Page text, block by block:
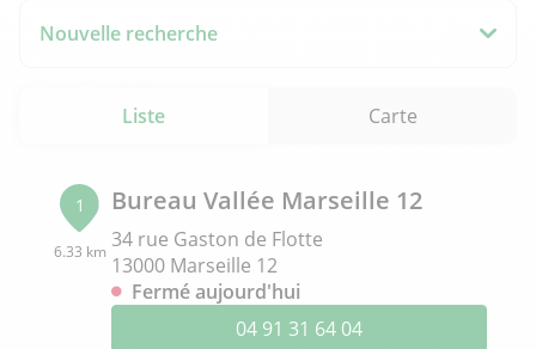
Nouvelle recherche
Liste Carte
1
6.33 km
Bureau Vallée Marseille 12
34 rue Gaston de Flotte
13000 Marseille 12
Fermé aujourd'hui
04 91 31 64 04